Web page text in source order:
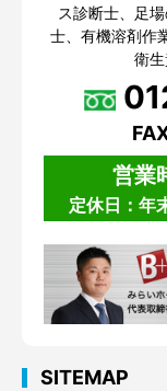
ス診断士、足
士、有機溶剤作
衛
営業
定休日：年
SITEMAP